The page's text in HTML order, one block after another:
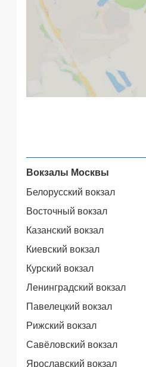
Вокзалы Москвы
Белорусский вокзал
Восточный вокзал
Казанский вокзал
Киевский вокзал
Курский вокзал
Ленинградский вокзал
Павелецкий вокзал
Рижский вокзал
Савёловский вокзал
Ярославский вокзал